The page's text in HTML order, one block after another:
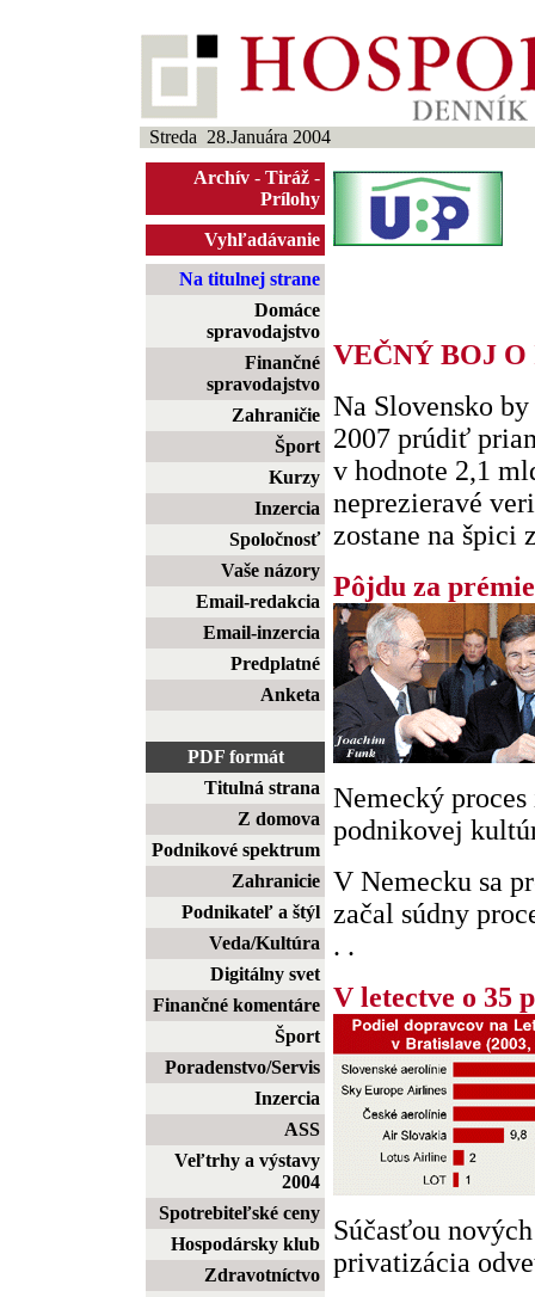
Streda 28.Januára 2004
Archív - Tiráž -
Prílohy
Vyhľadávanie
Na titulnej strane
Domáce
spravodajstvo
Finančné
spravodajstvo
Zahraničie
Šport
Kurzy
Inzercia
Spoločnosť
Vaše názory
Email-redakcia
Email-inzercia
Predplatné
Anketa
PDF formát
Titulná strana
Z domova
Podnikové spektrum
Zahranicie
Podnikateľ a štýl
Veda/Kultúra
Digitálny svet
Finančné komentáre
Šport
Poradenstvo/Servis
Inzercia
ASS
Veľtrhy a výstavy
2004
Spotrebiteľské ceny
Hospodársky klub
Zdravotníctvo
VEČNÝ BOJ
Na Slovensko
2007 prúdiť
v hodnote 2,1
neprezieravé
zostane na špici
Pôjdu za
Nemecký
podnikovej
V Nemecku sa
začal súdny
. .
V letectve o 35
Súčasťou
privatizácia